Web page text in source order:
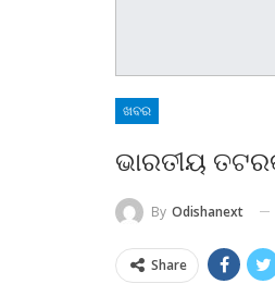
ଖବର
ଭାରତୀୟ
By Odishanext
Share